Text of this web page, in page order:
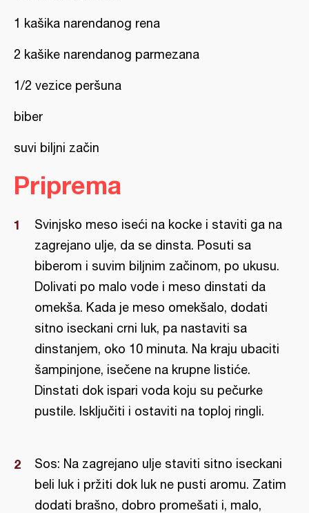
1 kašika narendanog rena
2 kašike narendanog parmezana
1/2 vezice peršuna
biber
suvi biljni začin
Priprema
Svinjsko meso iseći na kocke i staviti ga na
zagrejano ulje, da se dinsta. Posuti sa
biberom i suvim biljnim začinom, po ukusu.
Dolivati po malo vode i meso dinstati da
omekša. Kada je meso omekšalo, dodati
sitno iseckani crni luk, pa nastaviti sa
dinstanjem, oko 10 minuta. Na kraju ubaciti
šampinjone, isečene na krupne listiće.
Dinstati dok ispari voda koju su pečurke
pustile. Isključiti i ostaviti na toploj ringli.
Sos: Na zagrejano ulje staviti sitno iseckani
beli luk i pržiti dok luk ne pusti aromu. Zatim
dodati brašno, dobro promešati i, malo,